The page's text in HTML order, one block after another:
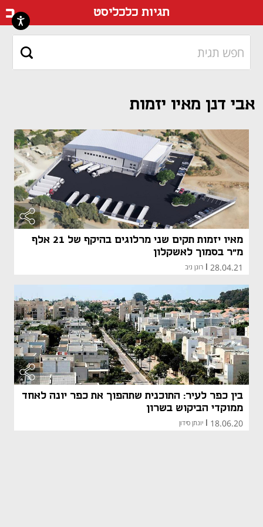
תגיות כלכליסט
אבי דנן מאיו יזמות
מאיו יזמות תקים שני מרלוגים בהיקף של 21 אלף
מ"ר בסמוך לאשקלון
28.04.21 רונן ניב
בין כפר לעיר: התוכנית שתהפוך את כפר יונה לאחד
ממוקדי הביקוש בשרון
18.06.20 יונתן סידון